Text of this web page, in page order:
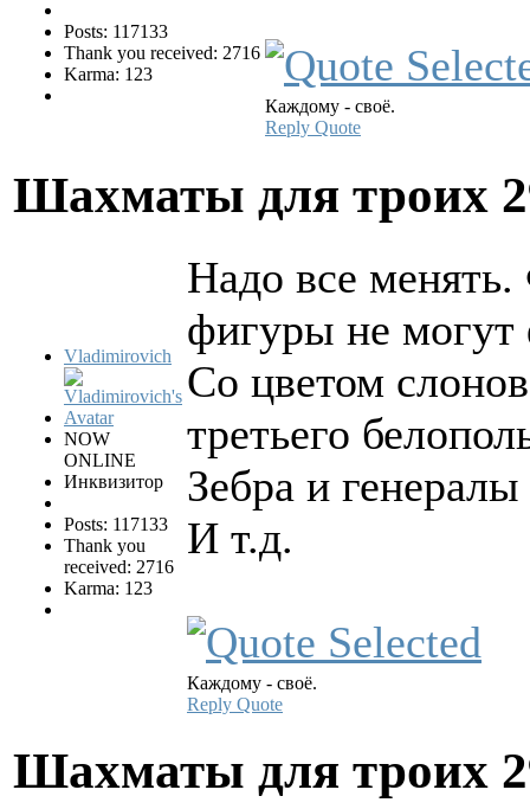
Posts: 117133
Thank you received: 2716
Karma: 123
Каждому - своё.
Reply Quote
Шахматы для троих
Vladimirovich
NOW
ONLINE
Инквизитор
Posts: 117133
Thank you
received: 2716
Karma: 123
Надо все менять.
фигуры не могут
Со цветом
третьего
Зебра и
И т.д.
Каждому - своё.
Reply Quote
Шахматы для троих